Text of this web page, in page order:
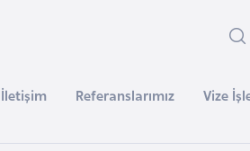
İletişim Referanslarımız Vize